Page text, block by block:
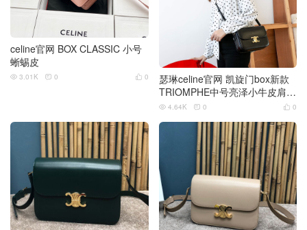
celine官网 BOX CLASSIC 小号
蜥蜴皮
 0
 3.01K  0
瑟琳celine官网 凯旋门box新款
TRIOMPHE中号亮泽小牛皮肩背
包
 0
 4.64K  0